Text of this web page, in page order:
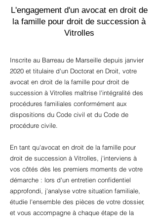
L'engagement d'un avocat en droit de
la famille pour droit de succession à
Vitrolles
Inscrite au Barreau de Marseille depuis janvier
2020 et titulaire d'un Doctorat en Droit, votre
avocat en droit de la famille pour droit de
succession à Vitrolles maîtrise l'intégralité des
procédures familiales conformément aux
dispositions du Code civil et du Code de
procédure civile.
En tant qu'avocat en droit de la famille pour
droit de succession à Vitrolles, j'interviens à
vos côtés dès les premiers moments de votre
démarche : lors d'un entretien confidentiel
approfondi, j'analyse votre situation familiale,
étudie l'ensemble des pièces de votre dossier,
et vous accompagne à chaque étape de la